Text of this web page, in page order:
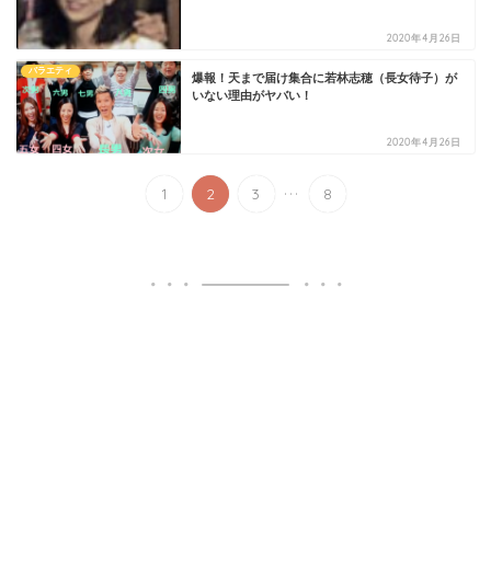
2020年4月26日
バラエティ
爆報！天まで届け集合に若林志穂（長女待子）が
いない理由がヤバい！
2020年4月26日
1 2 3 ... 8